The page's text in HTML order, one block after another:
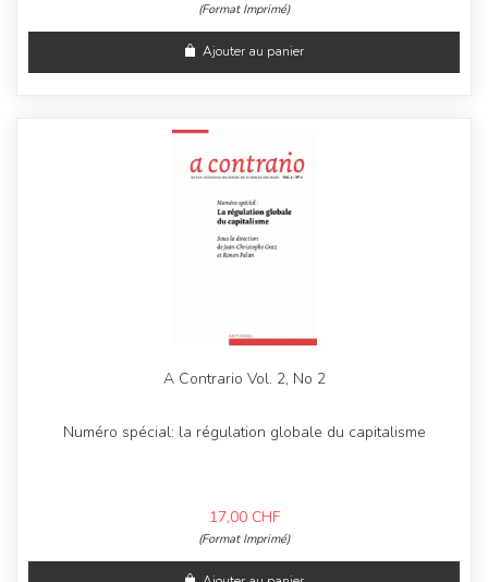
(Format Imprimé)
Ajouter au panier
A Contrario Vol. 2, No 2
Numéro spécial: la régulation globale du capitalisme
17,00 CHF
(Format Imprimé)